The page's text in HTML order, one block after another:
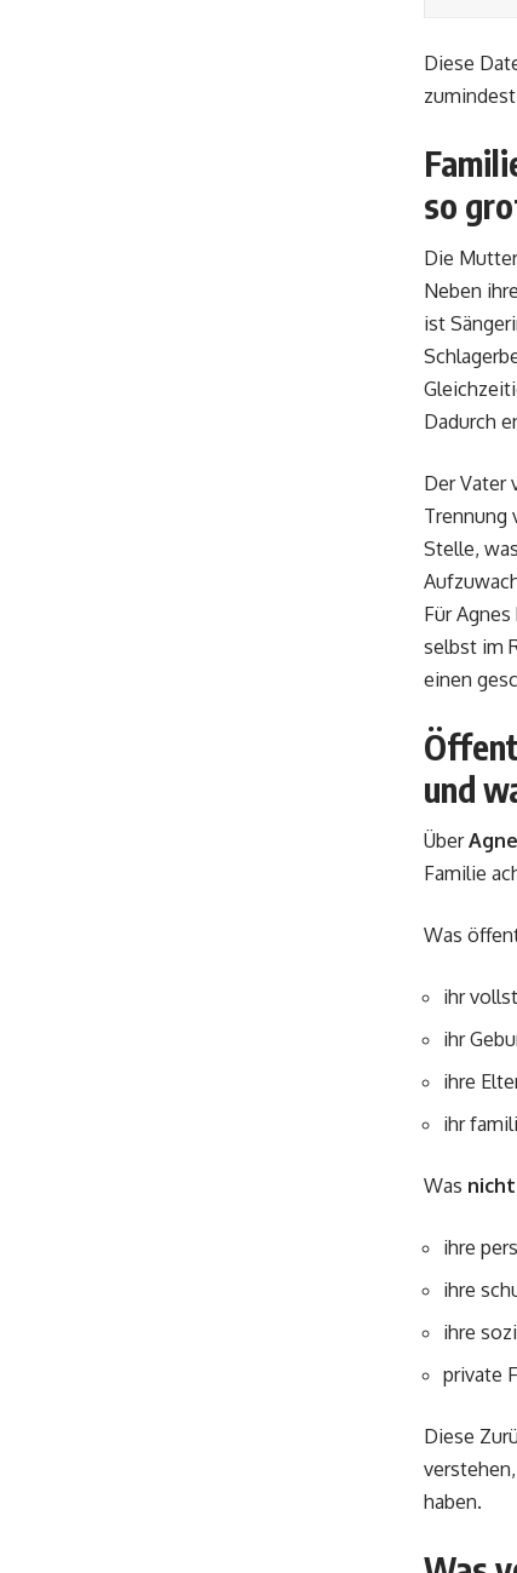
Diese
so
Die
Neben
ist
Dadurch
Der Vater
Trennung
Stelle,
Für
selbst im
einen
und
Über
Familie
Was
ihr
ihr
ihre
ihr
Was nicht
ihre
ihre
ihre
private
Diese
haben.